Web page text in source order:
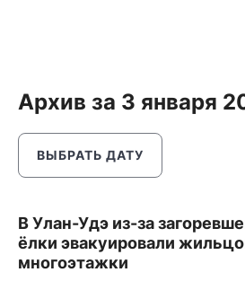
Архив за 3 января
ВЫБРАТЬ ДАТУ
В Улан-Удэ из-за
ёлки эвакуировали
многоэтажки